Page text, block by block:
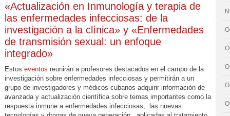
«Actualización en Inmunología y terapia de
las enfermedades infecciosas: de la
investigación a la clínica» y «Enfermedades
de transmisión sexual: un enfoque
integrado»
Estos eventos reunirán a profesores destacados en el campo de la
investigación sobre enfermedades infecciosas y permitirán a un
grupo de investigadores y médicos cubanos adquirir información de
avanzada y actualización científica sobre temas importantes como la
respuesta inmune a enfermedades infecciosas, las nuevas